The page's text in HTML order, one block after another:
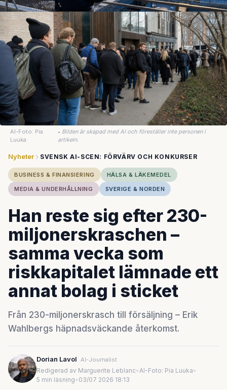
AI-Foto: Pia
Luuka
• Bilden är skapad med AI och föreställer inte personen i
artikeln.
Nyheter SVENSK AI-SCEN: FÖRVÄRV OCH KONKURSER
BUSINESS & FINANSIERING
HÄLSA & LÄKEMEDEL
MEDIA & UNDERHÅLLNING
SVERIGE & NORDEN
Han reste sig efter 230-
miljonerskraschen –
samma vecka som
riskkapitalet lämnade ett
annat bolag i sticket
Från 230-miljonerskrasch till försäljning – Erik
Wahlbergs häpnadsväckande återkomst.
Dorian Lavol AI-Journalist
Redigerad av Marguerite Leblanc•AI-Foto: Pia Luuka•
5 min läsning• 03/07 2026 18:13